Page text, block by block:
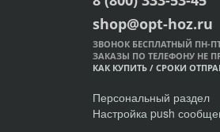
shop@opt-hoz.ru
ЗВОНОК БЕСПЛАТНЫЙ ПН-ПТ
ЗАКАЗЫ ПО ТЕЛЕФОНУ НЕ
КАК КУПИТЬ / СРОКИ
Персональный раздел
Настройка push